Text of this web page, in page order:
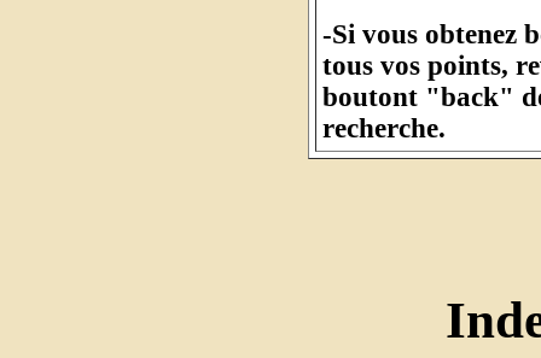
-Si vous obtenez
tous vos points,
boutont "back"
recherche.